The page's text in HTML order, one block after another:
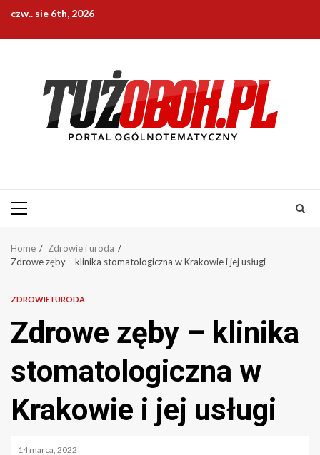
content
czw.. sie 6th, 2026
Primary
Home
Zdrowie i uroda
Zdrowe zęby – klinika stomatologiczna w Krakowie i jej usługi
ZDROWIE I URODA
Zdrowe zęby – klinika
stomatologiczna w
Krakowie i jej usługi
14 marca, 2022